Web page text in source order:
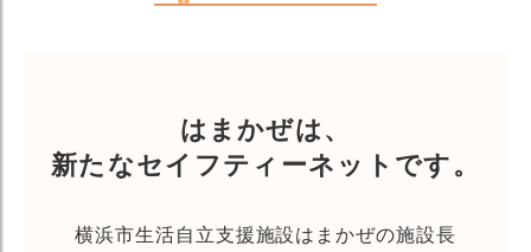
はまかぜは、
新たなセイフティーネットです。
横浜市生活自立支援施設はまかぜの施設長